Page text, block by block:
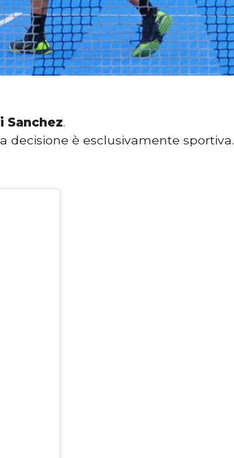
Sanchez.
decisione è esclusivamente sportiva.